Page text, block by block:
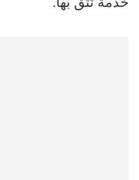
خدمة تثق بها.